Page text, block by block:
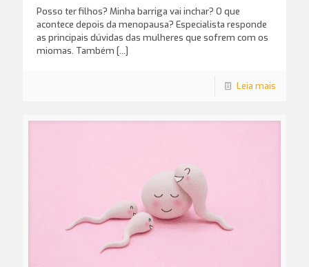
Posso ter filhos? Minha barriga vai inchar? O que
acontece depois da menopausa? Especialista responde
as principais dúvidas das mulheres que sofrem com os
miomas. Também […]
Leia mais